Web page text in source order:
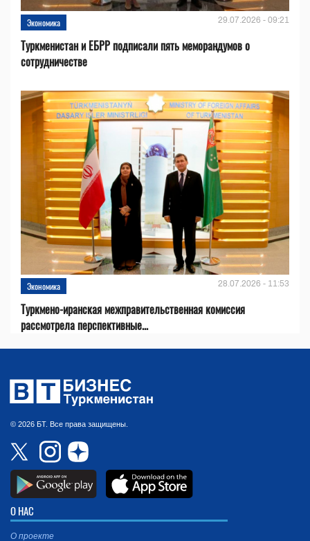
Экономика 29.07.2026 - 09:21
Туркменистан и ЕБРР подписали пять меморандумов о
сотрудничестве
Экономика 28.07.2026 - 11:53
Туркмено-иранская межправительственная комиссия
рассмотрела перспективные...
© 2026 БТ. Все права защищены.
О НАС
О проекте